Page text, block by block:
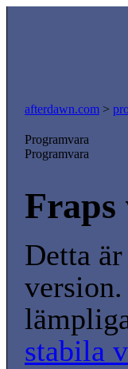
afterdawn.com >
Programvara
Programvara
Fraps
Detta
stabila